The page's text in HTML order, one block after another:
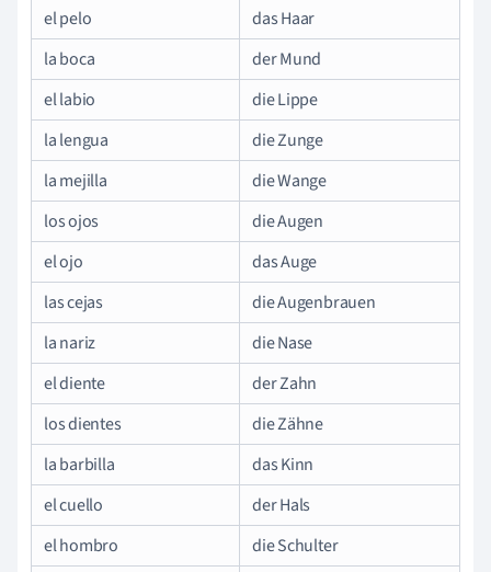
el pelo
das Haar
la boca
der Mund
el labio
die Lippe
la lengua
die Zunge
la mejilla
die Wange
los ojos
die Augen
el ojo
das Auge
las cejas
die Augenbrauen
la nariz
die Nase
el diente
der Zahn
los dientes
die Zähne
la barbilla
das Kinn
el cuello
der Hals
el hombro
die Schulter